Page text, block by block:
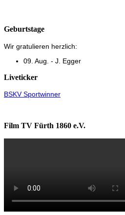
Geburtstage
Wir gratulieren herzlich:
09. Aug. - J. Egger
Liveticker
BSKV Sportwinner
Film TV Fürth 1860 e.V.